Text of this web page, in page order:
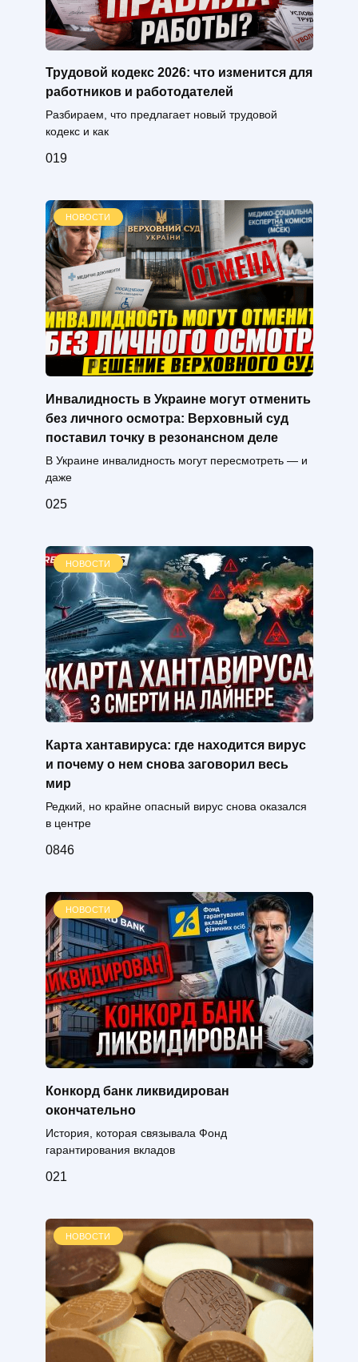
Трудовой кодекс 2026: что изменится для
работников и работодателей
Разбираем, что предлагает новый трудовой
кодекс и как
019
НОВОСТИ
Инвалидность в Украине могут отменить
без личного осмотра: Верховный суд
поставил точку в резонансном деле
В Украине инвалидность могут пересмотреть — и
даже
025
НОВОСТИ
Карта хантавируса: где находится вирус
и почему о нем снова заговорил весь
мир
Редкий, но крайне опасный вирус снова оказался
в центре
0846
НОВОСТИ
Конкорд банк ликвидирован
окончательно
История, которая связывала Фонд
гарантирования вкладов
021
НОВОСТИ